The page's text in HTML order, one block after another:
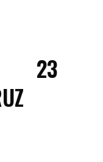
23